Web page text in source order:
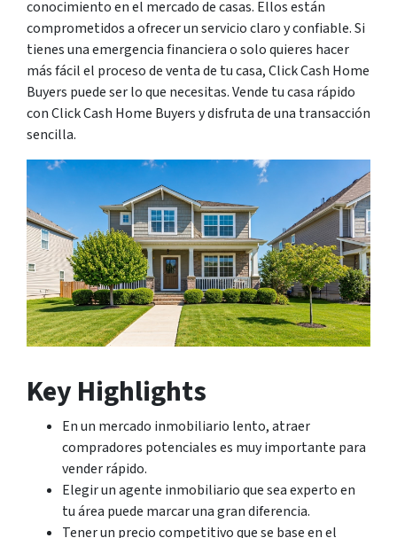
conocimiento en el mercado de casas. Ellos están
comprometidos a ofrecer un servicio claro y confiable. Si
tienes una emergencia financiera o solo quieres hacer
más fácil el proceso de venta de tu casa, Click Cash Home
Buyers puede ser lo que necesitas. Vende tu casa rápido
con Click Cash Home Buyers y disfruta de una transacción
sencilla.
Key Highlights
En un mercado inmobiliario lento, atraer
compradores potenciales es muy importante para
vender rápido.
Elegir un agente inmobiliario que sea experto en
tu área puede marcar una gran diferencia.
Tener un precio competitivo que se base en el